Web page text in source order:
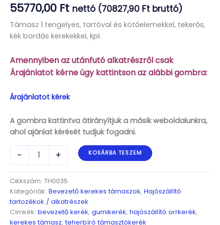
55770,00 Ft nettó (70827,90 Ft bruttó)
Támasz 1 tengelyes, tartóval és kötőelemekkel, tekerős,
kék bordás kerekekkel, kpl.
Amennyiben az utánfutó alkatrészről csak
Árajánlatot kérne úgy kattintson az alábbi gombra:
Árajánlatot kérek
A gombra kattintva átirányítjuk a másik weboldalunkra,
ahol ajánlat kérését tudjuk fogadni.
-
tartóval
és
kötőelemekkel,
tekerős,
kék
+ KOSÁRBA TESZEM
Cikkszám: TH0035
Kategóriák: Bevezető kerekes támaszok, Hajószállító
tartozékok / alkatrészek
Címkék: bevezető kerék, gumikerék, hajószállító orrkerék,
kerekes támasz,teherbíró támasztókerék